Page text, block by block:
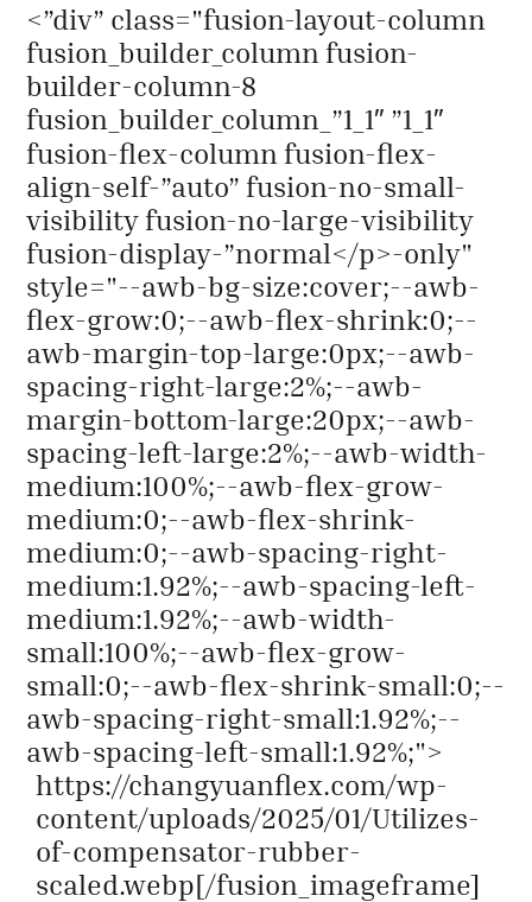
<”div” class="fusion-layout-column
fusion_builder_column fusion-
builder-column-8
fusion_builder_column_”1_1″ ”1_1″
fusion-flex-column fusion-flex-
align-self-”auto” fusion-no-small-
visibility fusion-no-large-visibility
fusion-display-”normal</p>-only"
style="--awb-bg-size:cover;--awb-
flex-grow:0;--awb-flex-shrink:0;--
awb-margin-top-large:0px;--awb-
spacing-right-large:2%;--awb-
margin-bottom-large:20px;--awb-
spacing-left-large:2%;--awb-width-
medium:100%;--awb-flex-grow-
medium:0;--awb-flex-shrink-
medium:0;--awb-spacing-right-
medium:1.92%;--awb-spacing-left-
medium:1.92%;--awb-width-
small:100%;--awb-flex-grow-
small:0;--awb-flex-shrink-small:0;--
awb-spacing-right-small:1.92%;--
awb-spacing-left-small:1.92%;">
https://changyuanflex.com/wp-
content/uploads/2025/01/Utilizes-
of-compensator-rubber-
scaled.webp[/fusion_imageframe]